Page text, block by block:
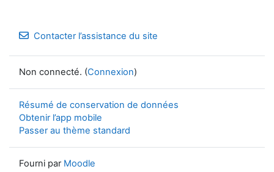
Contacter l’assistance du site
Non connecté. (Connexion)
Résumé de conservation de données
Obtenir l’app mobile
Passer au thème standard
Fourni par Moodle